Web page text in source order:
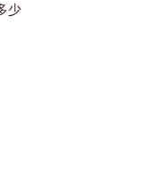
少